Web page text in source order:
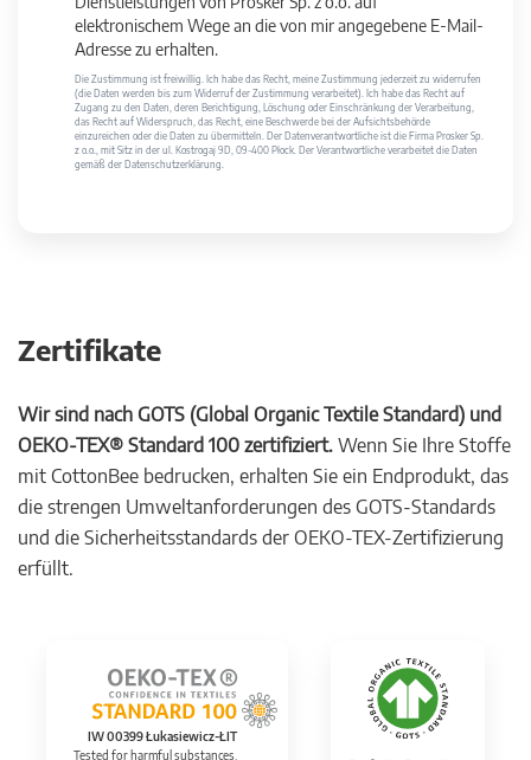
elektronischem Wege an die von mir angegebene E-Mail-
Adresse zu erhalten.
Die Zustimmung ist freiwillig. Ich habe das Recht, meine Zustimmung jederzeit zu widerrufen
(die Daten werden bis zum Widerruf der Zustimmung verarbeitet). Ich habe das Recht auf
Zugang zu den Daten, deren Berichtigung, Löschung oder Einschränkung der Verarbeitung,
das Recht auf Widerspruch, das Recht, eine Beschwerde bei der Aufsichtsbehörde
einzureichen oder die Daten zu übermitteln. Der Datenverantwortliche ist die Firma Prosker Sp.
z o.o., mit Sitz in der ul. Kostrogaj 9D, 09-400 Płock. Der Verantwortliche verarbeitet die Daten
gemäß der Datenschutzerklärung.
Zertifikate
Wir sind nach GOTS (Global Organic Textile Standard) und
OEKO-TEX® Standard 100 zertifiziert. Wenn Sie Ihre Stoffe
mit CottonBee bedrucken, erhalten Sie ein Endprodukt, das
die strengen Umweltanforderungen des GOTS-Standards
und die Sicherheitsstandards der OEKO-TEX-Zertifizierung
erfüllt.
IW 00399 Łukasiewicz-ŁIT
Tested for harmful substances.